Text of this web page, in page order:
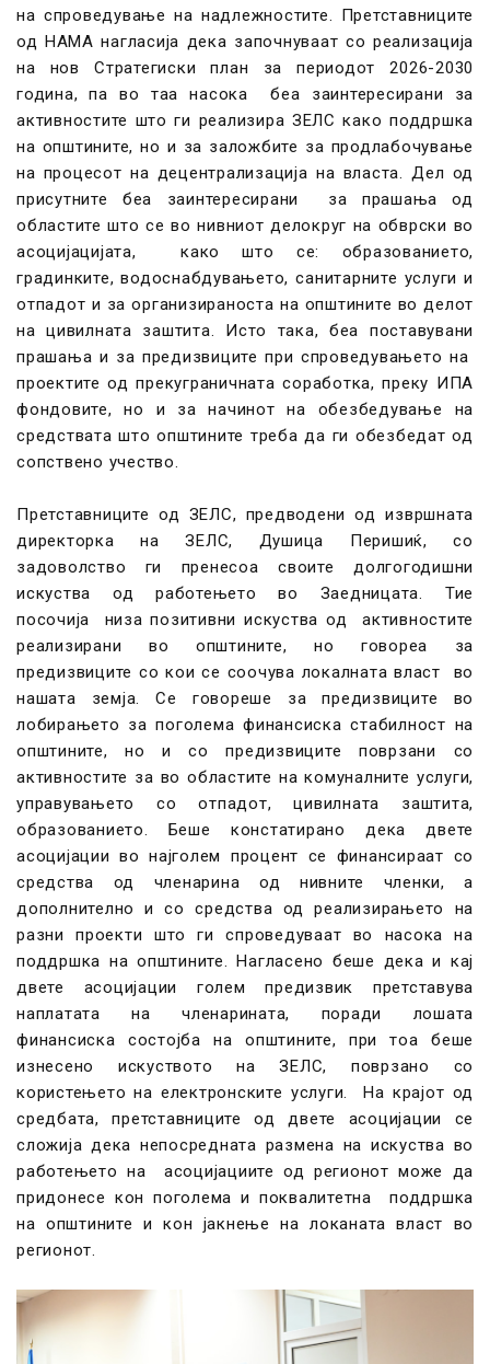
на спроведување на надлежностите. Претставниците
од НАМА нагласија дека започнуваат со реализација
на нов Стратегиски план за периодот 2026-2030
година, па во таа насока беа заинтересирани за
активностите што ги реализира ЗЕЛС како поддршка
на општините, но и за заложбите за продлабочување
на процесот на децентрализација на власта. Дел од
присутните беа заинтересирани за прашања од
областите што се во нивниот делокруг на обврски во
асоцијацијата, како што се: образованието,
градинките, водоснабдувањето, санитарните услуги и
отпадот и за организираноста на општините во делот
на цивилната заштита. Исто така, беа поставувани
прашања и за предизвиците при спроведувањето на
проектите од прекуграничната соработка, преку ИПА
фондовите, но и за начинот на обезбедување на
средствата што општините треба да ги обезбедат од
сопствено учество.
Претставниците од ЗЕЛС, предводени од извршната
директорка на ЗЕЛС, Душица Перишиќ, со
задоволство ги пренесоа своите долгогодишни
искуства од работењето во Заедницата. Тие
посочија низа позитивни искуства од активностите
реализирани во општините, но говореа за
предизвиците со кои се соочува локалната власт во
нашата земја. Се говореше за предизвиците во
лобирањето за поголема финансиска стабилност на
општините, но и со предизвиците поврзани со
активностите за во областите на комуналните услуги,
управувањето со отпадот, цивилната заштита,
образованието. Беше констатирано дека двете
асоцијации во најголем процент се финансираат со
средства од членарина од нивните членки, а
дополнително и со средства од реализирањето на
разни проекти што ги спроведуваат во насока на
поддршка на општините. Нагласено беше дека и кај
двете асоцијации голем предизвик претставува
наплатата на членарината, поради лошата
финансиска состојба на општините, при тоа беше
изнесено искуството на ЗЕЛС, поврзано со
користењето на електронските услуги. На крајот од
средбата, претставниците од двете асоцијации се
сложија дека непосредната размена на искуства во
работењето на асоцијациите од регионот може да
придонесе кон поголема и поквалитетна поддршка
на општините и кон јакнење на локаната власт во
регионот.